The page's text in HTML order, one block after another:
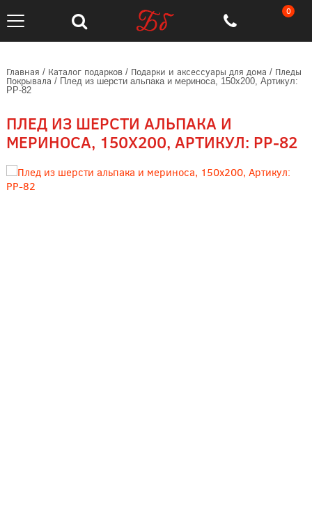
0
Главная / Каталог подарков/ Подарки и аксессуары для дома / Пледы
Покрывала / Плед из шерсти альпака и мериноса, 150х200, Артикул:
РР-82
ПЛЕД ИЗ ШЕРСТИ АЛЬПАКА И
МЕРИНОСА, 150Х200, АРТИКУЛ: РР-82